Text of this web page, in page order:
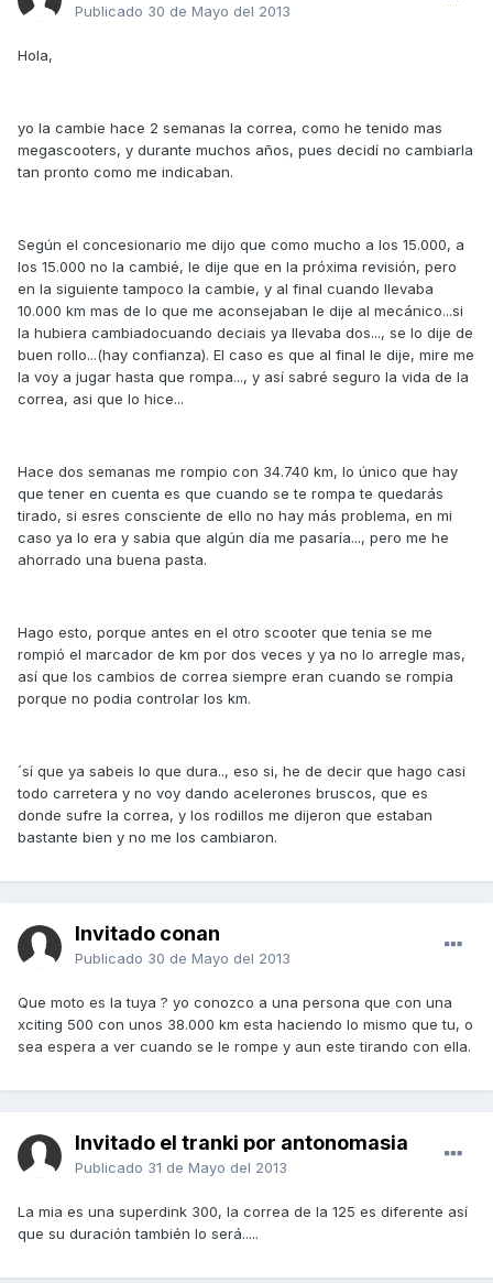
Publicado 30 de Mayo del 2013
Hola,
yo la cambie hace 2 semanas la correa, como he tenido mas
megascooters, y durante muchos años, pues decidí no cambiarla
tan pronto como me indicaban.
Según el concesionario me dijo que como mucho a los 15.000, a
los 15.000 no la cambié, le dije que en la próxima revisión, pero
en la siguiente tampoco la cambie, y al final cuando llevaba
10.000 km mas de lo que me aconsejaban le dije al mecánico...si
la hubiera cambiadocuando deciais ya llevaba dos..., se lo dije de
buen rollo...(hay confianza). El caso es que al final le dije, mire me
la voy a jugar hasta que rompa..., y así sabré seguro la vida de la
correa, asi que lo hice...
Hace dos semanas me rompio con 34.740 km, lo único que hay
que tener en cuenta es que cuando se te rompa te quedarás
tirado, si esres consciente de ello no hay más problema, en mi
caso ya lo era y sabia que algún día me pasaría..., pero me he
ahorrado una buena pasta.
Hago esto, porque antes en el otro scooter que tenia se me
rompió el marcador de km por dos veces y ya no lo arregle mas,
así que los cambios de correa siempre eran cuando se rompia
porque no podia controlar los km.
´sí que ya sabeis lo que dura.., eso si, he de decir que hago casi
todo carretera y no voy dando acelerones bruscos, que es
donde sufre la correa, y los rodillos me dijeron que estaban
bastante bien y no me los cambiaron.
Invitado conan
Publicado 30 de Mayo del 2013
Que moto es la tuya ? yo conozco a una persona que con una
xciting 500 con unos 38.000 km esta haciendo lo mismo que tu, o
sea espera a ver cuando se le rompe y aun este tirando con ella.
Invitado el tranki por antonomasia
Publicado 31 de Mayo del 2013
La mia es una superdink 300, la correa de la 125 es diferente así
que su duración también lo será.....